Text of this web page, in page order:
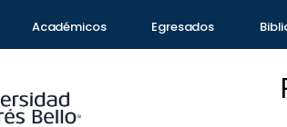
Académicos Egresados